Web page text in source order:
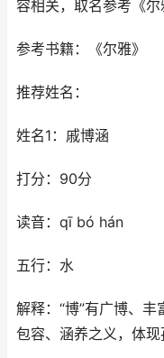
容相关，取名参考《
参考书籍：《尔雅》
推荐姓名：
姓名1：戚博涵
打分：90分
读音：qī bó hán
五行：水
解释：“博”有广博、丰
包容、涵养之义，体现